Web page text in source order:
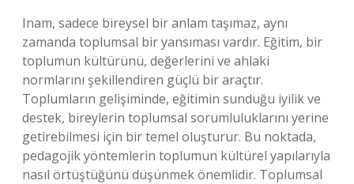
Inam, sadece bireysel bir anlam taşımaz, aynı
zamanda toplumsal bir yansıması vardır. Eğitim, bir
toplumun kültürünü, değerlerini ve ahlaki
normlarını şekillendiren güçlü bir araçtır.
Toplumların gelişiminde, eğitimin sunduğu iyilik ve
destek, bireylerin toplumsal sorumluluklarını yerine
getirebilmesi için bir temel oluşturur. Bu noktada,
pedagojik yöntemlerin toplumun kültürel yapılarıyla
nasıl örtüştüğünü düşünmek önemlidir. Toplumsal